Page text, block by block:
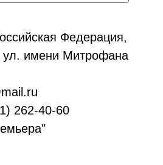
Федерация,
ул. имени Митрофана
262-40-60